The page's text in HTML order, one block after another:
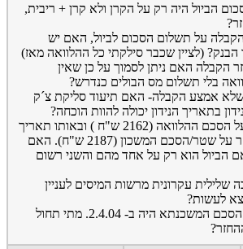
הביול היה רק על הקרן ולא קרן + ריבית,
על תשלום הסכום לביול, האם יש
(לציין שכבר סילקתי כל ההלוואה מאז)
הקבלה האם ניתן לסמוך על כן שאין
בלי תשלום מס הבולים כנדרש?
אמצע הקבלה- האם תיעוד סליקת צ´ק
בתאריך הנידון יכולה להוות הוכחה?
5. רשום לי ערך ביול על הסכם ההלוואה (2162 ש"ח ) ובאותו תאריך
חתימה רשום ערך אחר על שטר/הסכם המשכון (2187 ש"ח). האם
הביול הוא רק על אחד מהם והשני רשום
שלילית עקרונית מרשות המיסים לעניין
לעשות?
7. אם תאריך חתימת הסכם המשכנתא היה ב- 2.4.04. מתי תחול